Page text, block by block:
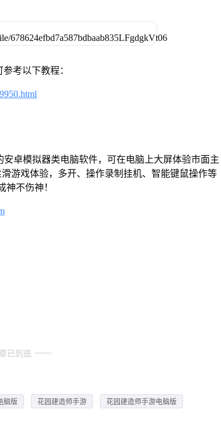
考以下教程：
卓模拟器类电脑软件，可在电脑上大屏体验市面主
游戏体验，多开、操作录制挂机、智能键鼠操作等
不伤神！
已到底
脑版 花园建造师手游
花园建造师手游电脑版